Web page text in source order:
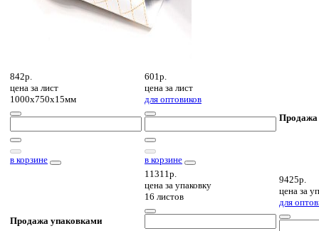
842р.
цена за лист
1000х750х15мм
в корзине
601р.
цена за лист
для оптовиков
в корзине
Продажа
Продажа упаковками
11311р.
цена за упаковку
16 листов
9425р.
цена за
для